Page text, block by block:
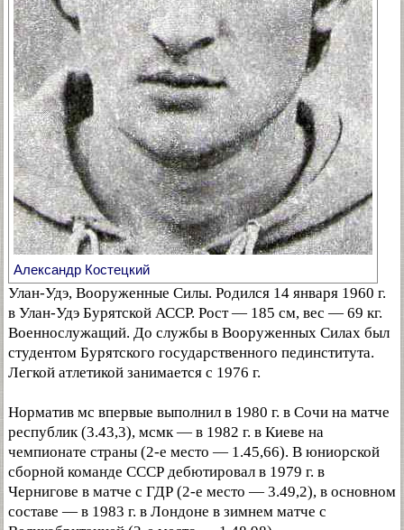
Александр Костецкий
Улан-Удэ, Вооруженные Силы. Родился 14 января 1960 г.
в Улан-Удэ Бурятской АССР. Рост — 185 см, вес — 69 кг.
Военнослужащий. До службы в Вооруженных Силах был
студентом Бурятского государственного пединститута.
Легкой атлетикой занимается с 1976 г.
Норматив мс впервые выполнил в 1980 г. в Сочи на матче
республик (3.43,3), мсмк — в 1982 г. в Киеве на
чемпионате страны (2-е место — 1.45,66). В юниорской
сборной команде СССР дебютировал в 1979 г. в
Чернигове в матче с ГДР (2-е место — 3.49,2), в основном
составе — в 1983 г. в Лондоне в зимнем матче с